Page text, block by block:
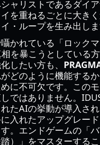
ャリストであるダイ
を重ねるごとに大き
・ループを生み出しま
かれている「ロック
を暴こうとしている
したい方も、
がどのように機能する
に不可欠です。この
ではありません。
たAIの挙動が導入さ
入れたアップグレー
。エンドゲームの「
）」をマスターする